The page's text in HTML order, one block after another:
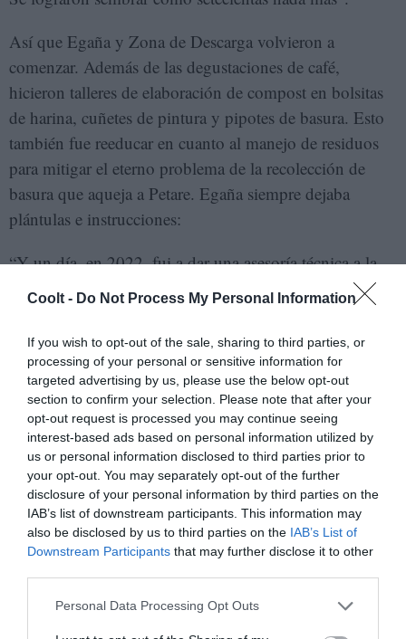
Coolt - Do Not Process My Personal Information
If you wish to opt-out of the sale, sharing to third parties, or
processing of your personal or sensitive information for
targeted advertising by us, please use the below opt-out
section to confirm your selection. Please note that after your
opt-out request is processed you may continue seeing
interest-based ads based on personal information utilized by
us or personal information disclosed to third parties prior to
your opt-out. You may separately opt-out of the further
disclosure of your personal information by third parties on the
IAB’s list of downstream participants. This information may
also be disclosed by us to third parties on the IAB’s List of
Downstream Participants that may further disclose it to other
Personal Data Processing Opt Outs
Así que Egaña y Zona de Descarga volvieron a
comenzar. Además de las degustaciones de café,
hicieron talleres de elaboración de compost en bolsitas
de harina, cuñetes de pintura y pipotes de basura. Esto
también fue reeducar en cuanto al manejo de residuos
para mitigar el eterno problema de la recolección de
basura que aqueja a Petare. Egaña siempre dejaba
plántulas e instrucciones:
“Y un día, en 2022, fui a dar una asesoría técnica a la
comuna Vamos con Todo. Me encontré con un mesón
de bolsitas llenas, ordenaditas, fue una cosa maravillosa.
Ahí fue cuando sentí que arrancó Petare Blu.
Sembraron ese lote y me llamaron un sábado: ‘Profesor,
necesitamos dos mil matas más’. Yo tenía miles de
chapolas y cafecillos, y les hice una entrega exprés. A
las dos horas, me llamaron: ‘Profe, ya todo está
sembrado’. Después les llevé las bolsas de dos kilos y
semillas de Caracas para Caracas”.